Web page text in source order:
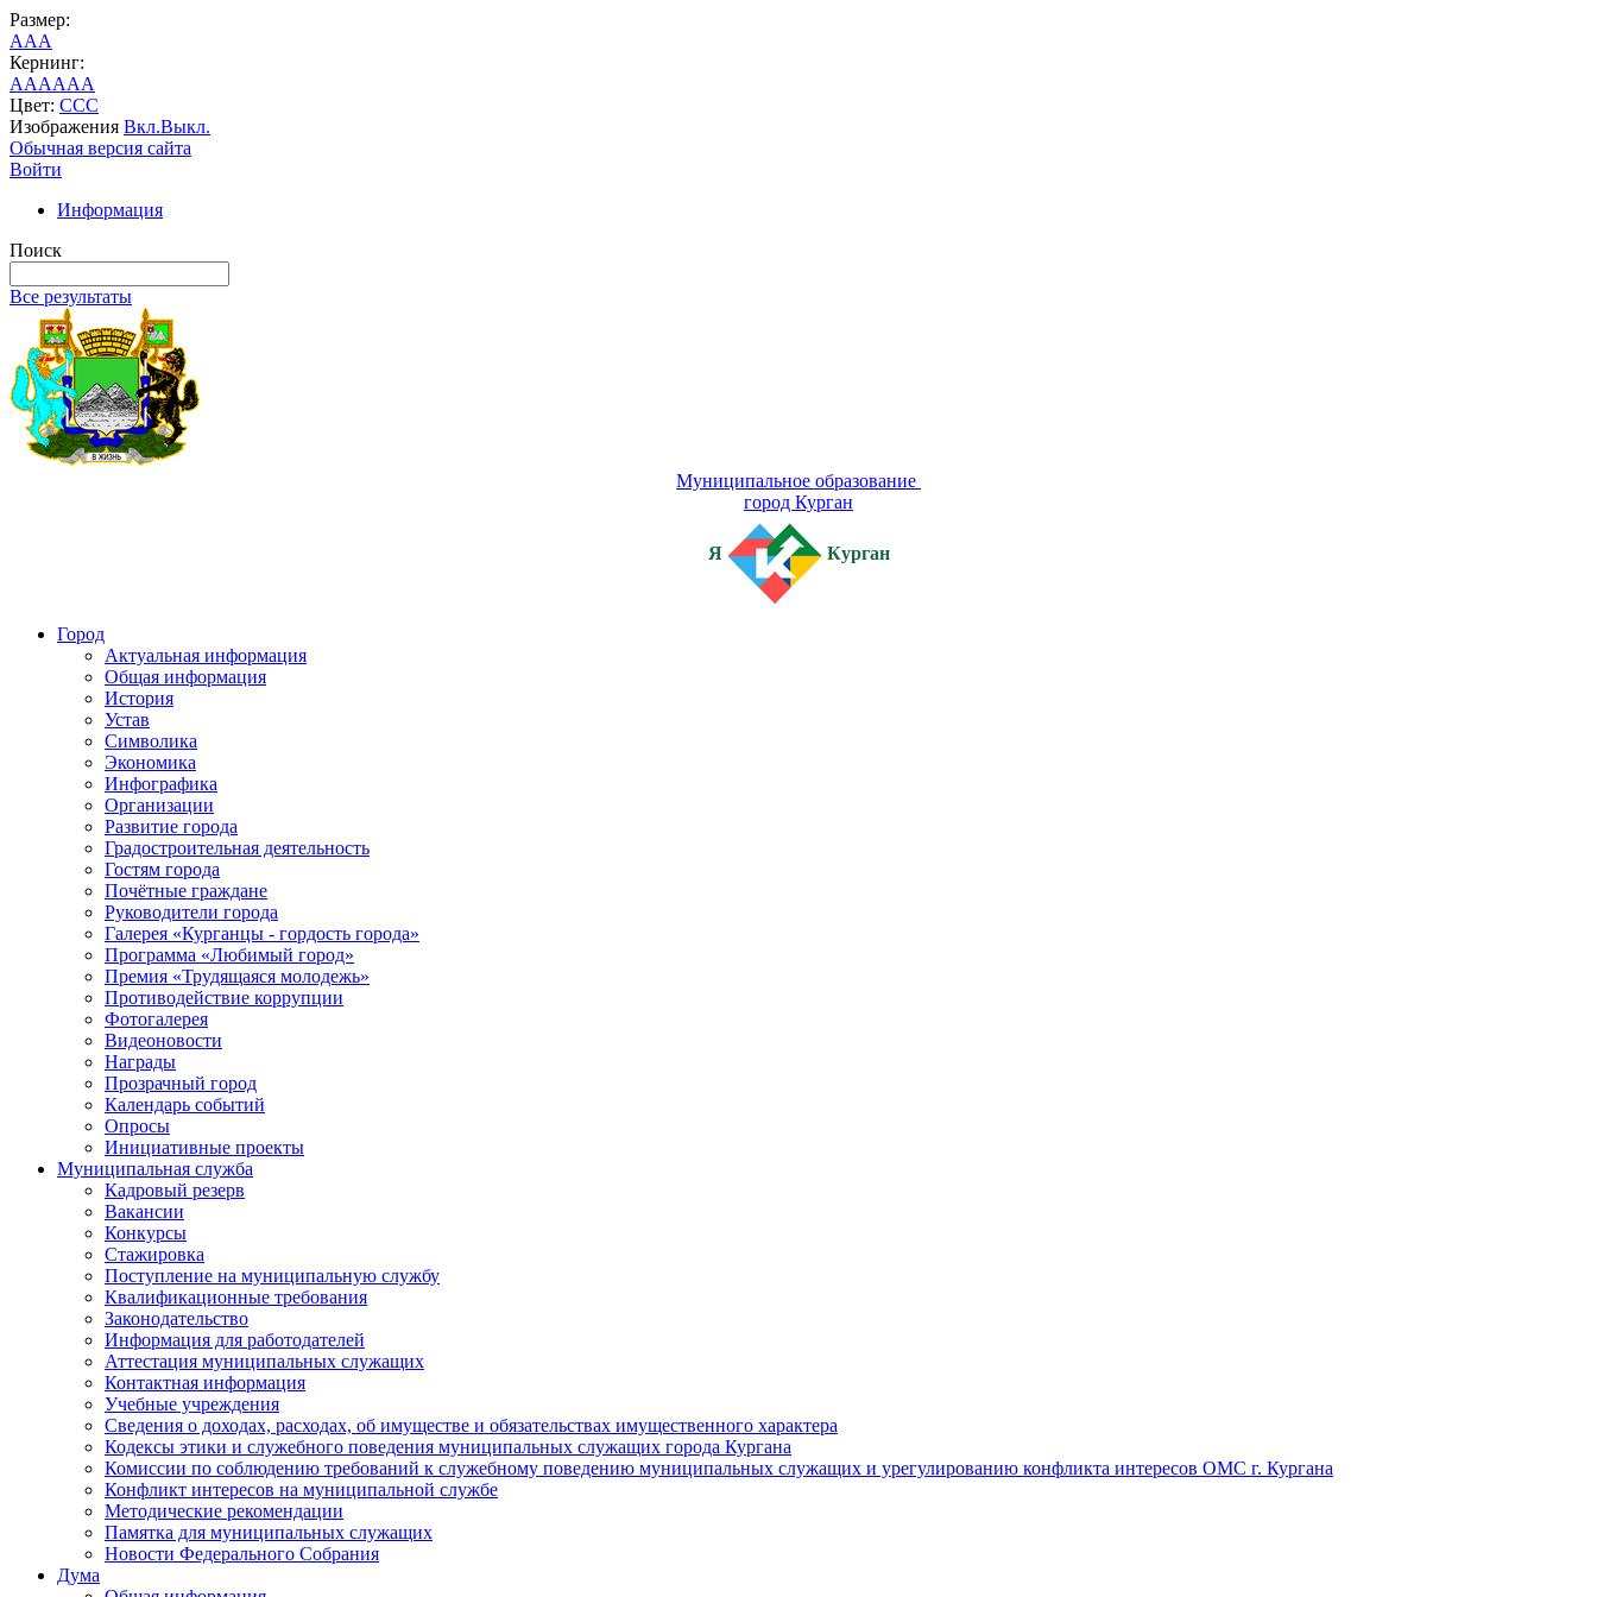
Размер:
AAA
Кернинг:
AAAAAA
Цвет: CCC
Изображения Вкл.Выкл.
Обычная версия сайта
Войти
Информация
Поиск
Все результаты
Муниципальное образование
город Курган
Я Курган
Город
Актуальная информация
Общая информация
История
Устав
Символика
Экономика
Инфографика
Организации
Развитие города
Градостроительная деятельность
Гостям города
Почётные граждане
Руководители города
Галерея «Курганцы - гордость города»
Программа «Любимый город»
Премия «Трудящаяся молодежь»
Противодействие коррупции
Фотогалерея
Видеоновости
Награды
Прозрачный город
Календарь событий
Опросы
Инициативные проекты
Муниципальная служба
Кадровый резерв
Вакансии
Конкурсы
Стажировка
Поступление на муниципальную службу
Квалификационные требования
Законодательство
Информация для работодателей
Аттестация муниципальных служащих
Контактная информация
Учебные учреждения
Сведения о доходах, расходах, об имуществе и обязательствах имущественного характера
Кодексы этики и служебного поведения муниципальных служащих города Кургана
Комиссии по соблюдению требований к служебному поведению муниципальных служащих и урегулированию конфликта интересов ОМС г. Кургана
Конфликт интересов на муниципальной службе
Методические рекомендации
Памятка для муниципальных служащих
Новости Федерального Cобрания
Дума